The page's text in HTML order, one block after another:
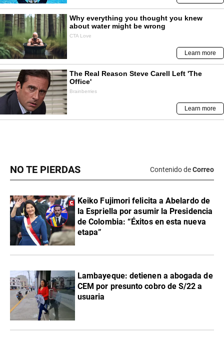
NO TE PIERDAS Contenido deCorreo
Keiko Fujimori felicita a Abelardo de
la Espriella por asumir la Presidencia
de Colombia: “Éxitos en esta nueva
etapa”
Lambayeque: detienen a abogada de
CEM por presunto cobro de S/22 a
usuaria